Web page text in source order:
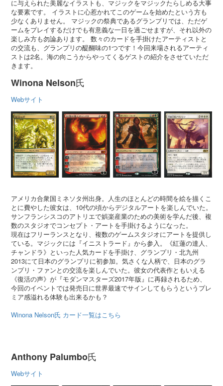
に与えられた美麗なイラストも、マジックをマジックたらしめる大事
な要素です。 イラストに心惹かれてこのゲームを始めたという方も
少なくありません。 マジックの祭典であるグランプリでは、ただゲ
ームをプレイするだけでも有意義な一日を過ごせますが、それ以外の
楽しみ方も勿論あります。 数々のカードを手掛けたアーティストと
の交流も、グランプリの醍醐味の1つです！今回来場されるアーティ
ストは2名。海の向こうからやってくるゲストの紹介をさせていただ
きます。
Winona Nelson氏
Webサイト
アメリカ合衆国ミネソタ州出身。人生のほとんどの時間を絵を描くこ
とに費やした彼女は、10代の頃からデジタルアートを楽しんでいた。
サンフランシスコのアトリエで娯楽産業のための美術を学んだ後、複
数のスタジオでコンセプト・アートを手掛けるようになった。
現在はフリーランスとなり、複数のゲームスタジオにアートを提供し
ている。マジックには『イニストラード』から参入。《紅蓮の達人、
チャンドラ》といった人気カードを手掛け、グランプリ・北九州
2013にて日本のグランプリに初参加。気さくな人柄で、日本のグラ
ンプリ・ファンとの交流を楽しんでいた。彼女の代表作ともいえる
《復活の声》が『モダンマスターズ2017年版』に再録されるため、
今回のイベントでは発売日に世界最速でサインしてもらうというプレ
ミア感溢れる体験も出来るかも？
Winona Nelson氏 カード一覧はこちら
Anthony Palumbo氏
Webサイト